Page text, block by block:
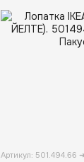
Артикул: 501.494.66